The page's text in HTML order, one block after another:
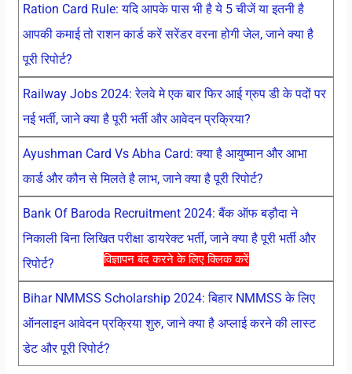
विज्ञापन बंद करने के लिए क्लिक करें
Ration Card Rule: यदि आपके पास भी है ये 5 चीजें या इतनी है
आपकी कमाई तो राशन कार्ड करें सरेंडर वरना होगी जेल, जाने क्या है
पूरी रिपोर्ट?
Railway Jobs 2024: रेलवे मे एक बार फिर आई ग्रुप डी के पदों पर
नई भर्ती, जाने क्या है पूरी भर्ती और आवेदन प्रक्रिया?
Ayushman Card Vs Abha Card: क्या है आयुष्मान और आभा
कार्ड और कौन से मिलते है लाभ, जाने क्या है पूरी रिपोर्ट?
Bank Of Baroda Recruitment 2024: बैंक ऑफ बड़ौदा ने
निकाली बिना लिखित परीक्षा डायरेक्ट भर्ती, जाने क्या है पूरी भर्ती और
रिपोर्ट?
Bihar NMMSS Scholarship 2024: बिहार NMMSS के लिए
ऑनलाइन आवेदन प्रक्रिया शुरु, जाने क्या है अप्लाई करने की लास्ट
डेट और पूरी रिपोर्ट?